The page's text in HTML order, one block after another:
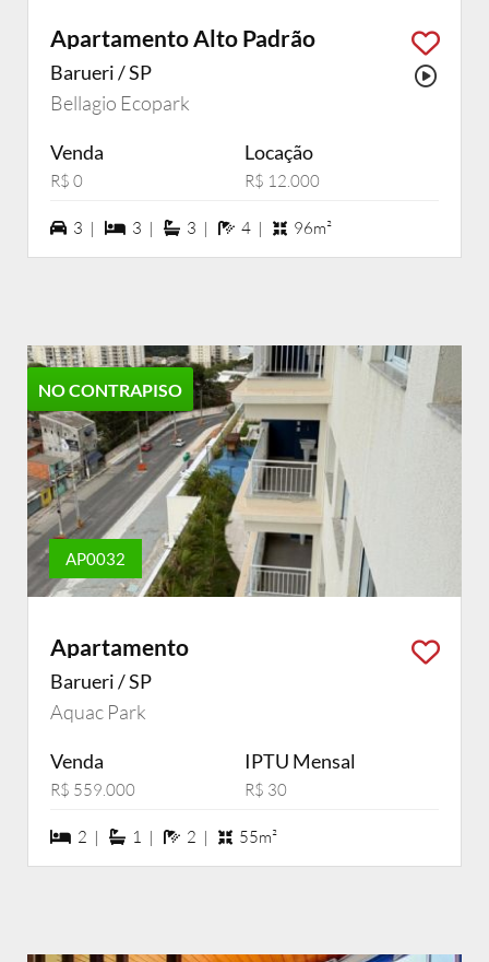
Apartamento Alto Padrão
Barueri / SP
Bellagio Ecopark
Venda
R$ 0
Locação
R$ 12.000
3 vagas na garagem
3 | 3 dormiórios
3 | 3 suítes
3 | 4 banheiros
4 | 96m²
NO CONTRAPISO
AP0032
Apartamento
Barueri / SP
Aquac Park
Venda
R$ 559.000
IPTU Mensal
R$ 30
2 dormiórios
2 | 1 suítes
1 | 2 banheiros
2 | 55m²